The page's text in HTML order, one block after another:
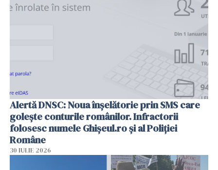
Alertă DNSC: Noua înșelătorie prin SMS care
golește conturile românilor. Infractorii
folosesc numele Ghișeul.ro și al Poliției
Române
30 IULIE 2026